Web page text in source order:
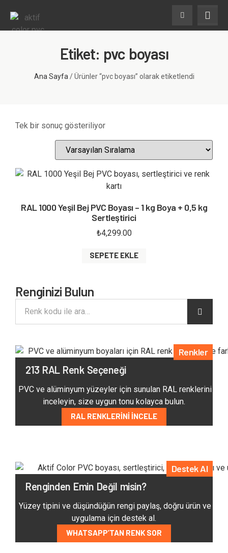
Etiket: pvc boyası
Ana Sayfa / Ürünler “pvc boyası” olarak etiketlendi
Tek bir sonuç gösteriliyor
RAL 1000 Yeşil Bej PVC Boyası – 1 kg Boya + 0,5 kg
Sertleştirici
₺4,299.00
SEPETE EKLE
Renginizi Bulun
Renkler
213 RAL Renk Seçeneği
PVC ve alüminyum yüzeyler için sunulan RAL renklerini
inceleyin, size uygun tonu kolayca bulun.
RAL RENKLERINI İNCELE
Destek Al
Renginden Emin Değil misin?
Yüzey tipini ve düşündüğün rengi paylaş, doğru ürün ve
uygulama için destek al.
WHATSAPP’TAN RENK SOR